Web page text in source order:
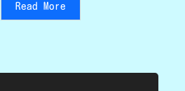
Read More